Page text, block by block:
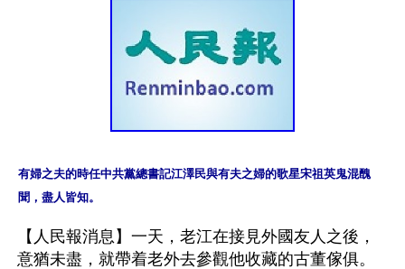
有婦之夫的時任中共黨總書記江澤民與有夫之婦的歌星宋祖英鬼混醜
聞，盡人皆知。
【人民報消息】一天，老江在接見外國友人之後，
意猶未盡，就帶着老外去參觀他收藏的古董傢俱。